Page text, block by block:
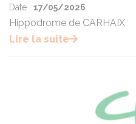
Date : 17/05/2026
Hippodrome de CARHAIX
Lire la suite